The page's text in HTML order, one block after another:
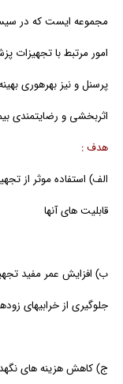
مجموعه ایست که در
امور مرتبط با تجهیزات
پرسنل و نیز بهره­وری
اثربخشی و رضایتمندی
هدف :
الف) استفاده موثر از
قابلیت های آنها
ب) افزایش عمر مفید
جلوگیری از خرابیهای
ج) کاهش هزینه های